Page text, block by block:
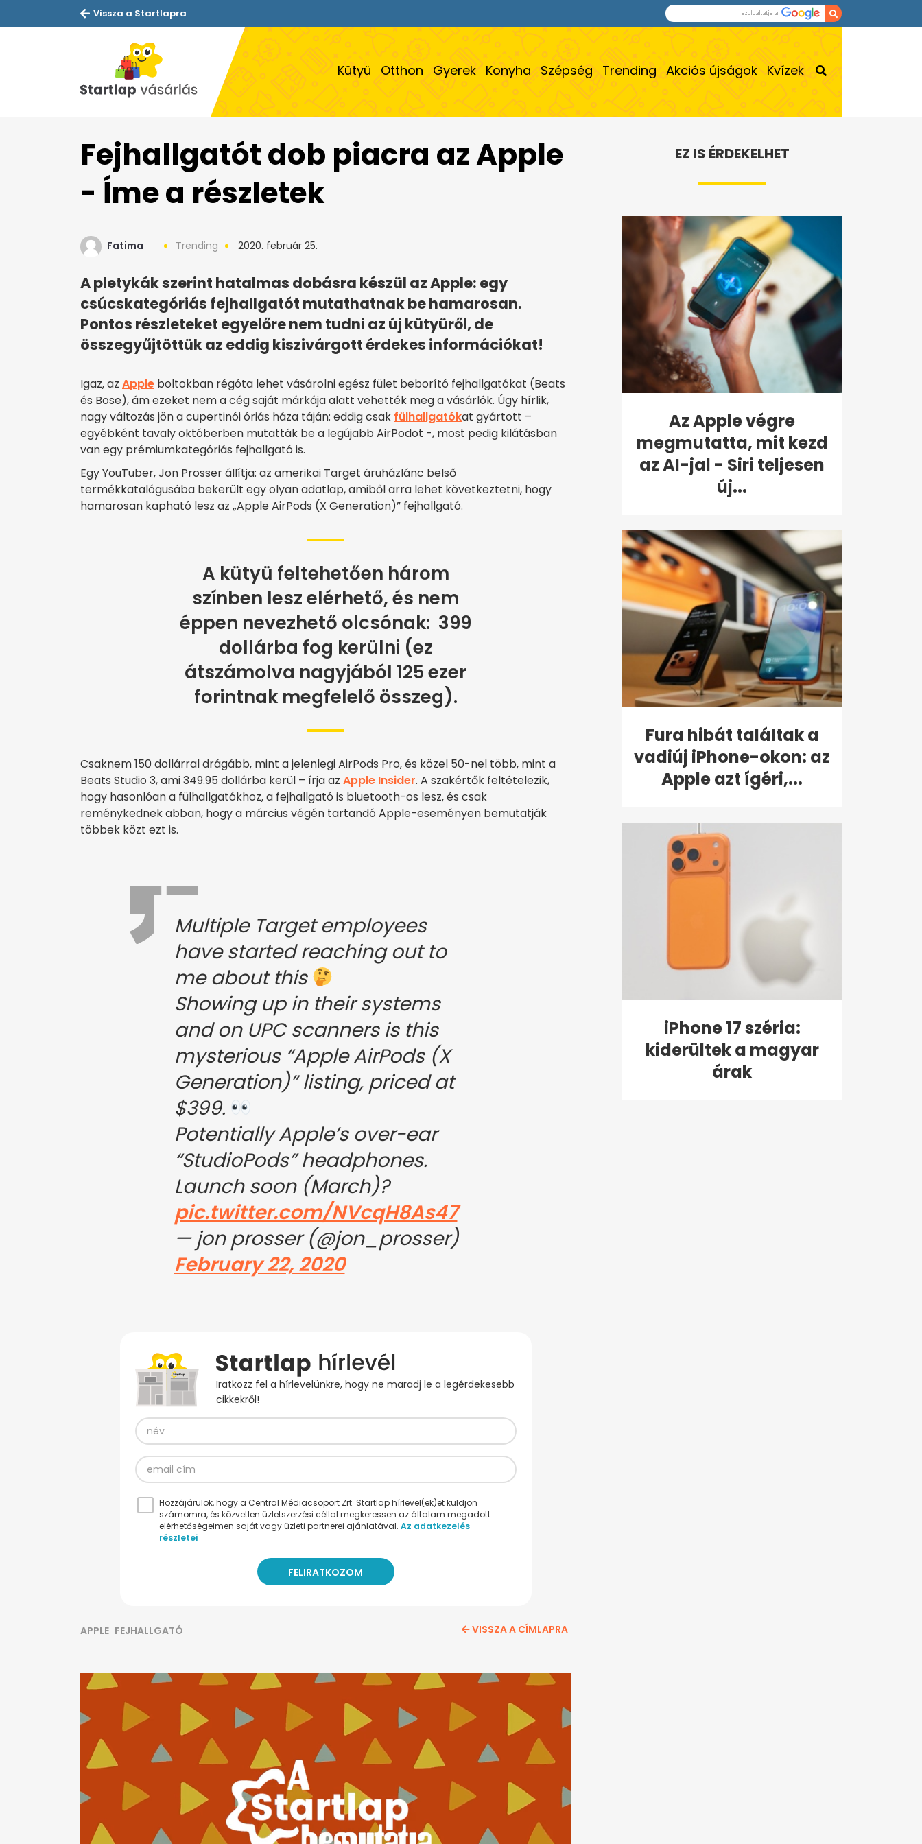
Vissza a Startlapra
Kütyü Otthon Gyerek Konyha Szépség Trending Akciós újságok Kvízek
Fejhallgatót dob piacra az Apple
- Íme a részletek
Fatima Trending 2020. február 25.
A pletykák szerint hatalmas dobásra készül az Apple: egy
csúcskategóriás fejhallgatót mutathatnak be hamarosan.
Pontos részleteket egyelőre nem tudni az új kütyüről, de
összegyűjtöttük az eddig kiszivárgott érdekes információkat!
Igaz, az Apple boltokban régóta lehet vásárolni egész fület beborító fejhallgatókat (Beats
és Bose), ám ezeket nem a cég saját márkája alatt vehették meg a vásárlók. Úgy hírlik,
nagy változás jön a cupertinói óriás háza táján: eddig csak fülhallgatókat gyártott –
egyébként tavaly októberben mutatták be a legújabb AirPodot -, most pedig kilátásban
van egy prémiumkategóriás fejhallgató is.
Egy YouTuber, Jon Prosser állítja: az amerikai Target áruházlánc belső
termékkatalógusába bekerült egy olyan adatlap, amiből arra lehet következtetni, hogy
hamarosan kapható lesz az „Apple AirPods (X Generation)” fejhallgató.
A kütyü feltehetően három
színben lesz elérhető, és nem
éppen nevezhető olcsónak: 399
dollárba fog kerülni (ez
átszámolva nagyjából 125 ezer
forintnak megfelelő összeg).
Csaknem 150 dollárral drágább, mint a jelenlegi AirPods Pro, és közel 50-nel több, mint a
Beats Studio 3, ami 349.95 dollárba kerül – írja az Apple Insider. A szakértők feltételezik,
hogy hasonlóan a fülhallgatókhoz, a fejhallgató is bluetooth-os lesz, és csak
reménykednek abban, hogy a március végén tartandó Apple-eseményen bemutatják
többek közt ezt is.
Multiple Target employees
have started reaching out to
me about this
Showing up in their systems
and on UPC scanners is this
mysterious “Apple AirPods (X
Generation)” listing, priced at
$399.
Potentially Apple’s over-ear
“StudioPods” headphones.
Launch soon (March)?
pic.twitter.com/NVcqH8As47
— jon prosser (@jon_prosser)
February 22, 2020
Iratkozz fel a hírlevelünkre, hogy ne maradj le a legérdekesebb
cikkekről!
Hozzájárulok, hogy a Central Médiacsoport Zrt. Startlap hírlevel(ek)et küldjön
számomra, és közvetlen üzletszerzési céllal megkeressen az általam megadott
elérhetőségeimen saját vagy üzleti partnerei ajánlatával. Az adatkezelés
részletei
APPLE FEJHALLGATÓ VISSZA A CÍMLAPRA
EZ IS ÉRDEKELHET
Az Apple végre
megmutatta, mit kezd
az AI-jal - Siri teljesen
új...
Fura hibát találtak a
vadiúj iPhone-okon: az
Apple azt ígéri,...
iPhone 17 széria:
kiderültek a magyar
árak